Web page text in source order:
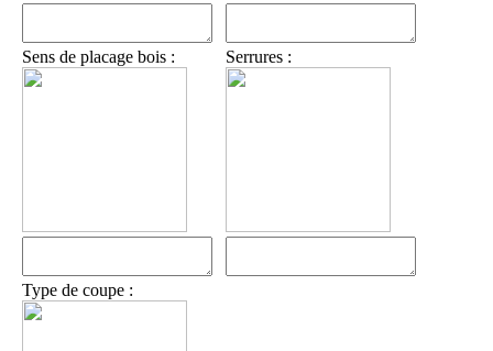
Sens de placage bois :
Type de coupe :
Serrures :